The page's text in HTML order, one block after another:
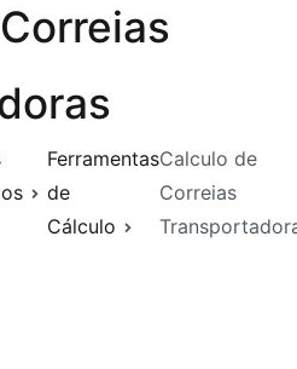
Ferramentas
de
Cálculo
Calculo de
Correias